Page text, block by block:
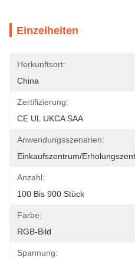
Einzelheiten
Herkunftsort:
China
Zertifizierung:
CE UL UKCA SAA
Anwendungsszenarien:
Einkaufszentrum/
Anzahl:
100 Bis 900 Stück
Farbe:
RGB-Bild
Spannung: